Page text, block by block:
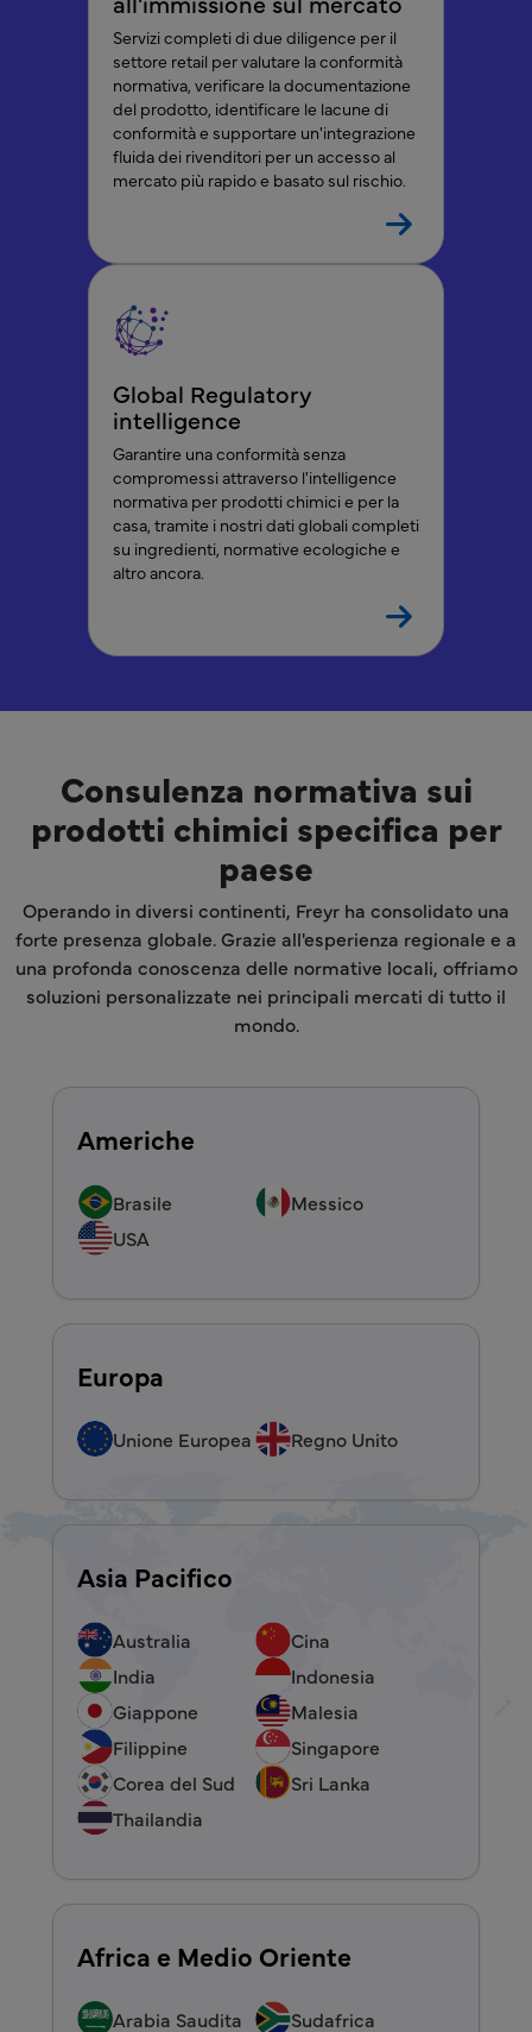
Servizi completi di due diligence per il
settore retail per valutare la conformità
normativa, verificare la documentazione
del prodotto, identificare le lacune di
conformità e supportare un'integrazione
fluida dei rivenditori per un accesso al
mercato più rapido e basato sul rischio.
Global Regulatory
intelligence
Garantire una conformità senza
compromessi attraverso l'intelligence
normativa per prodotti chimici e per la
casa, tramite i nostri dati globali completi
su ingredienti, normative ecologiche e
altro ancora.
Consulenza normativa sui
prodotti chimici specifica per
paese
Operando in diversi continenti, Freyr ha consolidato una
forte presenza globale. Grazie all'esperienza regionale e a
una profonda conoscenza delle normative locali, offriamo
soluzioni personalizzate nei principali mercati di tutto il
mondo.
Americhe
Brasile
Messico
USA
Europa
Unione Europea Regno Unito
Asia Pacifico
Australia
Cina
India
Indonesia
Giappone
Malesia
Filippine
Singapore
Corea del Sud
Sri Lanka
Thailandia
Africa e Medio Oriente
Arabia Saudita Sudafrica